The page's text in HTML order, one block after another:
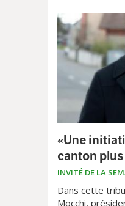
«Une
canton
INVITÉ DE LA
Dans cette
Mocchi,